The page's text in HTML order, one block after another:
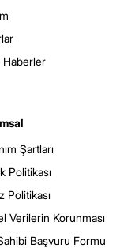
Haberler
Şartları
Politikası
Politikası
Verilerin Korunması
Başvuru Formu